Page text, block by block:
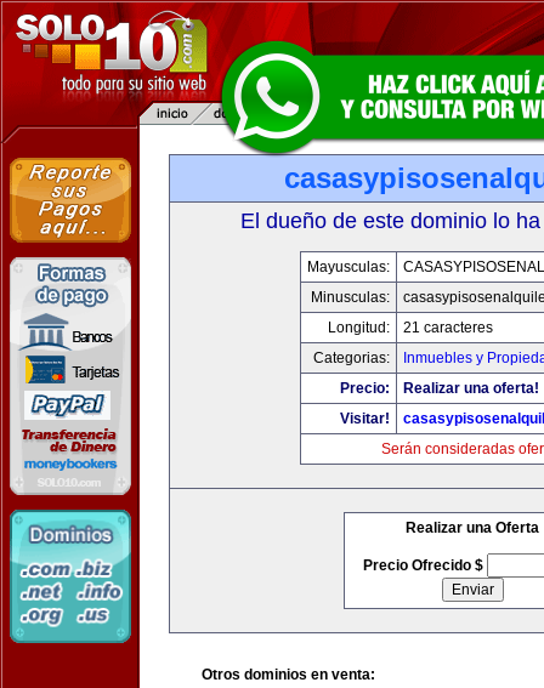
El dueño de este dominio lo
Mayusculas:
Minusculas:
Longitud:
21 caracteres
Categorias:
Inmuebles y
Precio:
Realizar una oferta!
Visitar!
Serán consideradas
Realizar una Oferta
Precio Ofrecido $
Otros dominios en venta: